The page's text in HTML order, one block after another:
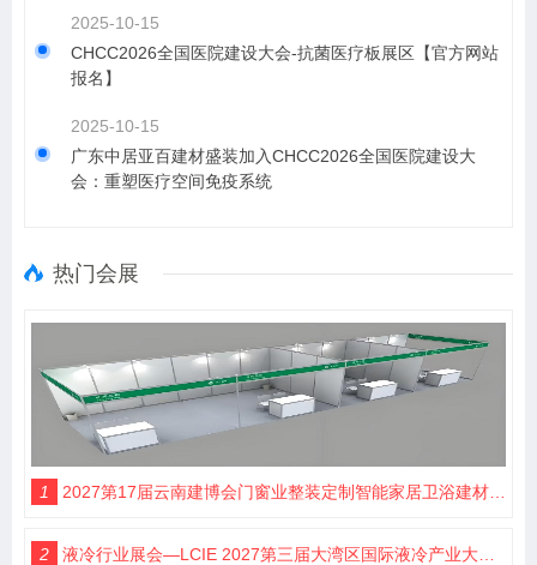
2025-10-15
CHCC2026全国医院建设大会-抗菌医疗板展区【官方网站
报名】
2025-10-15
​广东中居亚百建材盛装加入CHCC2026全国医院建设大
会：重塑医疗空间免疫系统
热门会展
1 2027第17届云南建博会门窗业整装定制智能家居卫浴建材展会
2 液冷行业展会—LCIE 2027第三届大湾区国际液冷产业大会暨展览会（深圳）